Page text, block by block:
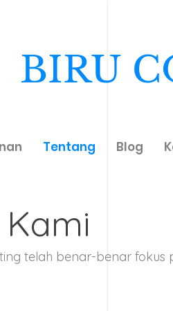
BIRU
Tentang Blog
telah benar-benar